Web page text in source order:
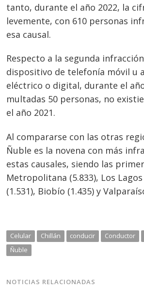
tanto, durante el año 2022, la
levemente, con 610 personas
esa causal.
Respecto a la segunda
dispositivo de telefonía móvil u
eléctrico o digital, durante el
multadas 50 personas, no
el año 2021.
Al compararse con las otras
Ñuble es la novena con más
estas causales, siendo las
Metropolitana (5.833), Los Lagos
(1.531), Biobío (1.435) y
Celular Chillán conducir Conductor
Ñuble
NOTICIAS RELACIONADAS